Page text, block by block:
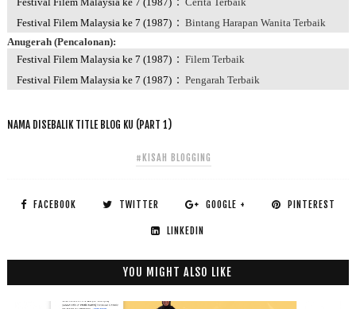
Festival Filem Malaysia ke 7 (1987) : Bintang Harapan Wanita Terbaik
Anugerah (Pencalonan):
Festival Filem Malaysia ke 7 (1987) : Filem Terbaik
Festival Filem Malaysia ke 7 (1987) : Pengarah Terbaik
NAMA DISEBALIK TITLE BLOG KU (PART 1)
#KISAH BLOGGING
FACEBOOK TWITTER GOOGLE + PINTEREST
LINKEDIN
YOU MIGHT ALSO LIKE